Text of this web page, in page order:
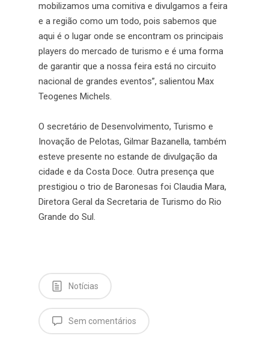
mobilizamos uma comitiva e divulgamos a feira
e a região como um todo, pois sabemos que
aqui é o lugar onde se encontram os principais
players do mercado de turismo e é uma forma
de garantir que a nossa feira está no circuito
nacional de grandes eventos”, salientou Max
Teogenes Michels.
O secretário de Desenvolvimento, Turismo e
Inovação de Pelotas, Gilmar Bazanella, também
esteve presente no estande de divulgação da
cidade e da Costa Doce. Outra presença que
prestigiou o trio de Baronesas foi Claudia Mara,
Diretora Geral da Secretaria de Turismo do Rio
Grande do Sul.
Notícias
Sem comentários